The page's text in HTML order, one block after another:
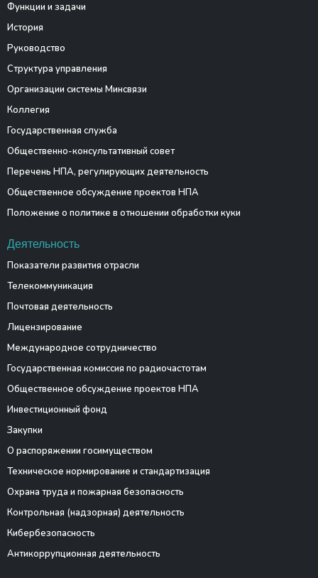
Функции и задачи
История
Руководство
Структура управления
Организации системы Минсвязи
Коллегия
Государственная служба
Общественно-консультативный совет
Перечень НПА, регулирующих деятельность
Общественное обсуждение проектов НПА
Положение о политике в отношении обработки куки
Деятельность
Показатели развития отрасли
Телекоммуникация
Почтовая деятельность
Лицензирование
Международное сотрудничество
Государственная комиссия по радиочастотам
Общественное обсуждение проектов НПА
Инвестиционный фонд
Закупки
О распоряжении госимуществом
Техническое нормирование и стандартизация
Охрана труда и пожарная безопасность
Контрольная (надзорная) деятельность
Кибербезопасность
Антикоррупционная деятельность